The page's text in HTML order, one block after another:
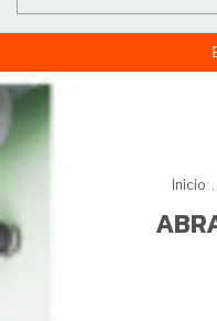
Inicio .